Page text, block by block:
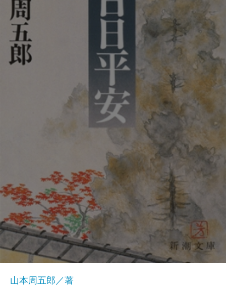
山本周五郎／著